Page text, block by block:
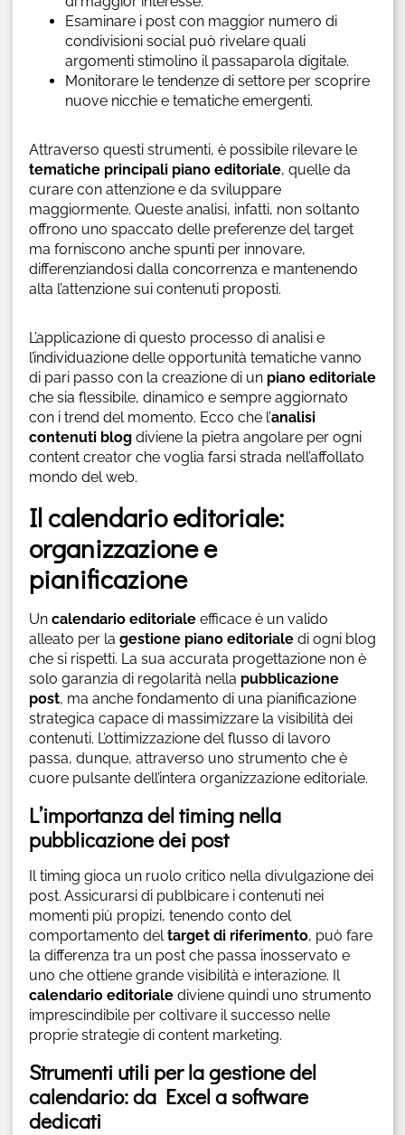
Esaminare i post con maggior numero di
condivisioni social può rivelare quali
argomenti stimolino il passaparola digitale.
Monitorare le tendenze di settore per scoprire
nuove nicchie e tematiche emergenti.
Attraverso questi strumenti, è possibile rilevare le
tematiche principali piano editoriale, quelle da
curare con attenzione e da sviluppare
maggiormente. Queste analisi, infatti, non soltanto
offrono uno spaccato delle preferenze del target
ma forniscono anche spunti per innovare,
differenziandosi dalla concorrenza e mantenendo
alta l’attenzione sui contenuti proposti.
L’applicazione di questo processo di analisi e
l’individuazione delle opportunità tematiche vanno
di pari passo con la creazione di un piano editoriale
che sia flessibile, dinamico e sempre aggiornato
con i trend del momento. Ecco che l’analisi
contenuti blogdiviene la pietra angolare per ogni
content creator che voglia farsi strada nell’affollato
mondo del web.
Il calendario editoriale:
organizzazione e
pianificazione
Un calendario editorialeefficace è un valido
alleato per la gestione piano editorialedi ogni blog
che si rispetti. La sua accurata progettazione non è
solo garanzia di regolarità nella pubblicazione
post, ma anche fondamento di una pianificazione
strategica capace di massimizzare la visibilità dei
contenuti. L’ottimizzazione del flusso di lavoro
passa, dunque, attraverso uno strumento che è
cuore pulsante dell’intera organizzazione editoriale.
L’importanza del timing nella
pubblicazione dei post
Il timing gioca un ruolo critico nella divulgazione dei
post. Assicurarsi di publbicare i contenuti nei
momenti più propizi, tenendo conto del
comportamento deltarget di riferimento, può fare
la differenza tra un post che passa inosservato e
uno che ottiene grande visibilità e interazione. Il
calendario editorialediviene quindi uno strumento
imprescindibile per coltivare il successo nelle
proprie strategie di content marketing.
Strumenti utili per la gestione del
calendario: da Excel a software
dedicati